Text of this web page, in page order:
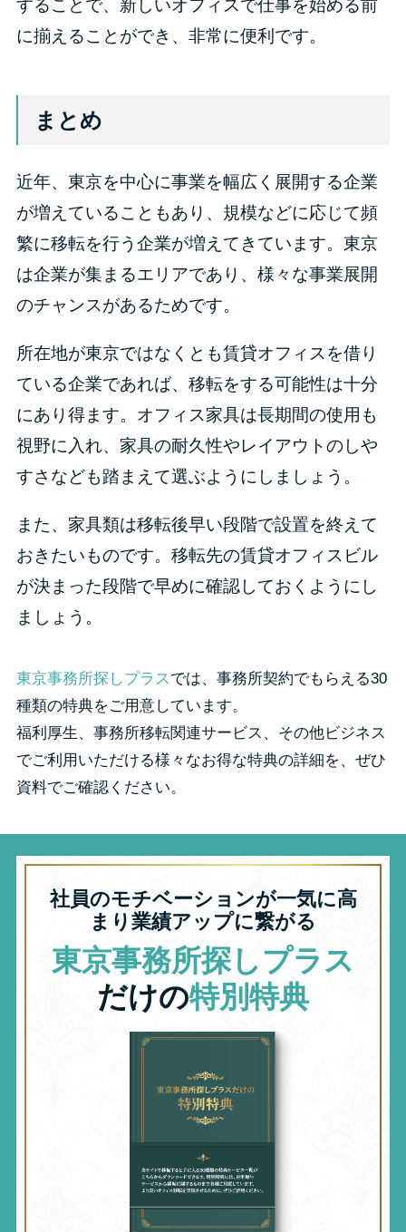
することで、新しいオフィスで仕事を始める前
に揃えることができ、非常に便利です。
まとめ
近年、東京を中心に事業を幅広く展開する企業
が増えていることもあり、規模などに応じて頻
繁に移転を行う企業が増えてきています。東京
は企業が集まるエリアであり、様々な事業展開
のチャンスがあるためです。
所在地が東京ではなくとも賃貸オフィスを借り
ている企業であれば、移転をする可能性は十分
にあり得ます。オフィス家具は長期間の使用も
視野に入れ、家具の耐久性やレイアウトのしや
すさなども踏まえて選ぶようにしましょう。
また、家具類は移転後早い段階で設置を終えて
おきたいものです。移転先の賃貸オフィスビル
が決まった段階で早めに確認しておくようにし
ましょう。
東京事務所探しプラスでは、事務所契約でもらえる30
種類の特典をご用意しています。
福利厚生、事務所移転関連サービス、その他ビジネス
でご利用いただける様々なお得な特典の詳細を、ぜひ
資料でご確認ください。
社員のモチベーションが一気に高
まり業績アップに繋がる
東京事務所探しプラス
だけの特別特典